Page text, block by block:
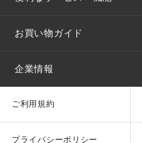
お買い物ガイド
企業情報
ご利用規約
プライバシーポリシー